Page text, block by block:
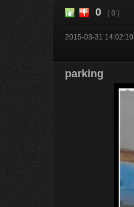
0 ( 0 )
2015-03-31 14:02:10
parking